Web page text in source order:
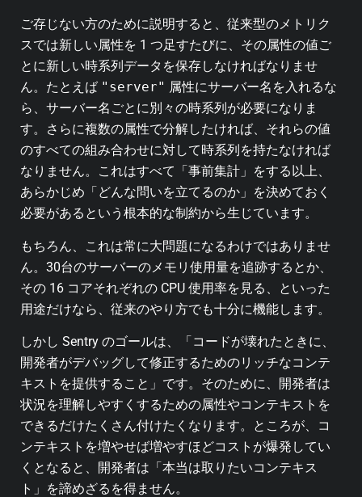
ご存じない方のために説明すると、従来型のメトリク
スでは新しい属性を 1 つ足すたびに、その属性の値ご
とに新しい時系列データを保存しなければなりませ
ん。たとえば "server" 属性にサーバー名を入れるな
ら、サーバー名ごとに別々の時系列が必要になりま
す。さらに複数の属性で分解したければ、それらの値
のすべての組み合わせに対して時系列を持たなければ
なりません。これはすべて「事前集計」をする以上、
あらかじめ「どんな問いを立てるのか」を決めておく
必要があるという根本的な制約から生じています。
もちろん、これは常に大問題になるわけではありませ
ん。30台のサーバーのメモリ使用量を追跡するとか、
その 16 コアそれぞれの CPU 使用率を見る、といった
用途だけなら、従来のやり方でも十分に機能します。
しかし Sentry のゴールは、「コードが壊れたときに、
開発者がデバッグして修正するためのリッチなコンテ
キストを提供すること」です。そのために、開発者は
状況を理解しやすくするための属性やコンテキストを
できるだけたくさん付けたくなります。ところが、コ
ンテキストを増やせば増やすほどコストが爆発してい
くとなると、開発者は「本当は取りたいコンテキス
ト」を諦めざるを得ません。